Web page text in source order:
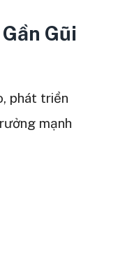
Gũi
phát triển
mạnh